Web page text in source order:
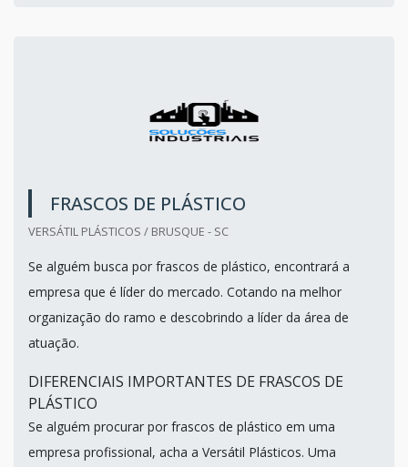
FRASCOS DE PLÁSTICO
VERSÁTIL PLÁSTICOS / BRUSQUE - SC
Se alguém busca por frascos de plástico, encontrará a
empresa que é líder do mercado. Cotando na melhor
organização do ramo e descobrindo a líder da área de
atuação.
DIFERENCIAIS IMPORTANTES DE FRASCOS DE
PLÁSTICO
Se alguém procurar por frascos de plástico em uma
empresa profissional, acha a Versátil Plásticos. Uma